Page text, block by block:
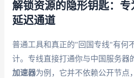
解锁资源的隐形钥匙：
延迟通道
普通工具和真正的"回国专线"有何
计。专线直接打通你与中国服务器
加速器为例，它并不依赖公开节点